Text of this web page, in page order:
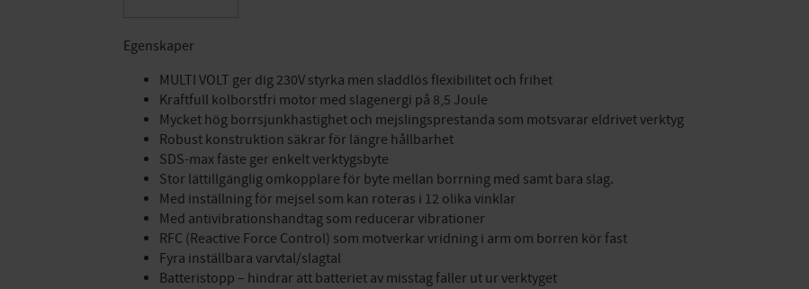
Egenskaper
MULTI VOLT ger dig 230V styrka men sladdlös flexibilitet och frihet
Kraftfull kolborstfri motor med slagenergi på 8,5 Joule
Mycket hög borrsjunkhastighet och mejslingsprestanda som motsvarar eldrivet verktyg
Robust konstruktion säkrar för längre hållbarhet
SDS-max fäste ger enkelt verktygsbyte
Stor lättillgänglig omkopplare för byte mellan borrning med samt bara slag.
Med inställning för mejsel som kan roteras i 12 olika vinklar
Med antivibrationshandtag som reducerar vibrationer
RFC (Reactive Force Control) som motverkar vridning i arm om borren kör fast
Fyra inställbara varvtal/slagtal
Batteristopp – hindrar att batteriet av misstag faller ut ur verktyget